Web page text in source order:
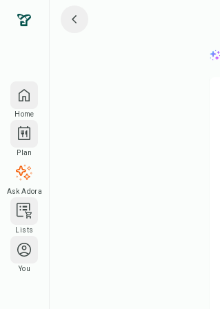
Home
Plan
Ask Adora
Lists
You